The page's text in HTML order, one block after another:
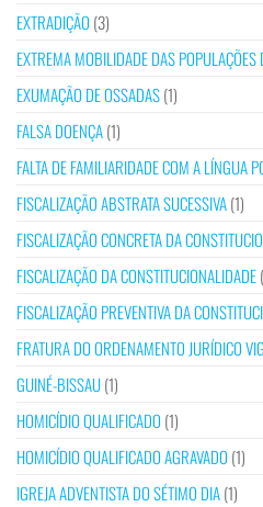
EXTRADIÇÃO (3)
EXTREMA MOBILIDADE DAS POPULAÇÕES
EXUMAÇÃO DE OSSADAS(1)
FALSA DOENÇA(1)
FALTA DE FAMILIARIDADE COM A LÍNGUA
FISCALIZAÇÃO ABSTRATA SUCESSIVA(1)
FISCALIZAÇÃO CONCRETA DA
FISCALIZAÇÃO DA CONSTITUCIONALIDADE
FISCALIZAÇÃO PREVENTIVA DA
FRATURA DO ORDENAMENTO JURÍDICO
GUINÉ-BISSAU(1)
HOMICÍDIO QUALIFICADO (1)
HOMICÍDIO QUALIFICADO AGRAVADO (1)
IGREJA ADVENTISTA DO SÉTIMO DIA(1)